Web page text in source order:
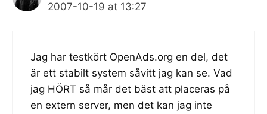
2007-10-19 at 13:27
Jag har testkört OpenAds.org en del, det
är ett stabilt system såvitt jag kan se. Vad
jag HÖRT så mår det bäst att placeras på
en extern server, men det kan jag inte